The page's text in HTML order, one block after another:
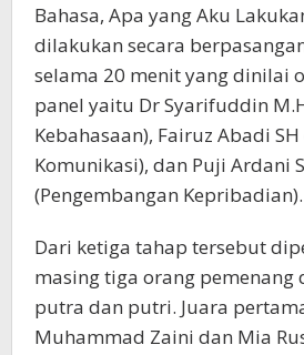
Bahasa, Apa yang Aku
dilakukan secara
selama 20 menit yang dinilai
panel yaitu Dr Syarifuddin
Kebahasaan), Fairuz Abadi
Komunikasi), dan Puji Ardani
(Pengembangan Kepribadian).
Dari ketiga tahap tersebut
masing tiga orang pemenang
putra dan putri. Juara
Muhammad Zaini dan Mia